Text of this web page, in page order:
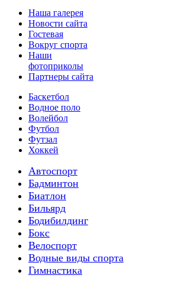
Наша галерея
Новости сайта
Гостевая
Вокруг спорта
Наши
фотоприколы
Партнеры сайта
Баскетбол
Водное поло
Волейбол
Футбол
Футзал
Хоккей
Автоспорт
Бадминтон
Биатлон
Бильярд
Бодибилдинг
Бокс
Велоспорт
Водные виды спорта
Гимнастика